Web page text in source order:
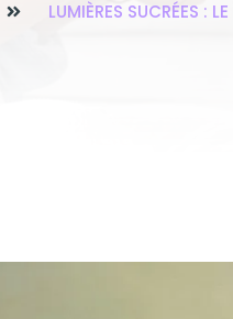
LUMIÈRES SUCRÉES :